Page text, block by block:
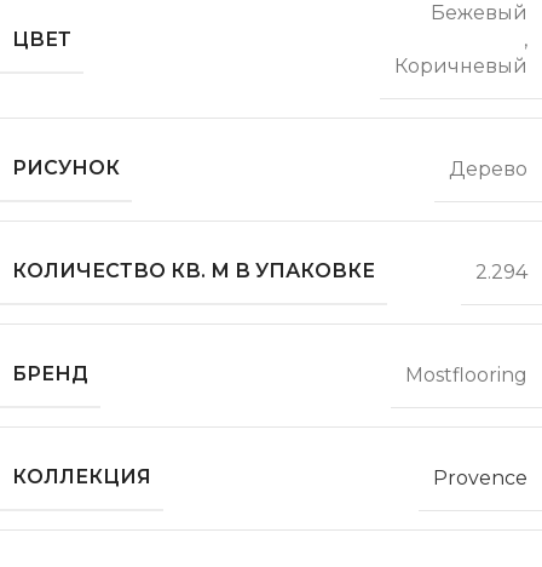
ЦВЕТ
Бежевый
,
Коричневый
РИСУНОК Дерево
КОЛИЧЕСТВО КВ. М В УПАКОВКЕ 2.294
БРЕНД Mostflooring
КОЛЛЕКЦИЯ Provence